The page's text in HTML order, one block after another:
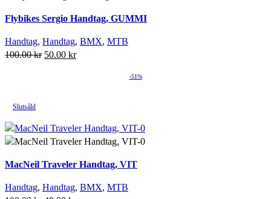
Flybikes Sergio Handtag, GUMMI
Handtag, Handtag, BMX, MTB
100.00kr Det
50.00 krDet
Läs mer
-51%
Slutsåld
MacNeil Traveler Handtag, VIT
Handtag, Handtag, BMX, MTB